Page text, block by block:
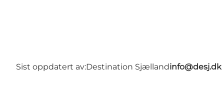
Sist oppdatert av:Destination Sjællandinfo@desj.dk